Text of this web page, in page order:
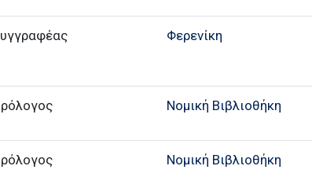
Φερενίκη
Νομική Βιβλιοθήκη
Νομική Βιβλιοθήκη